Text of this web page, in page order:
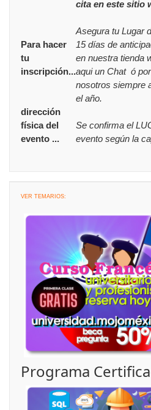
cita en este sitio
Para hacer
tu
inscripción...
Asegura tu Lugar
15 días de
en nuestra tienda
aqui un Chat ó
nosotros siempre
el año.
dirección
física del
evento ...
Se confirma el
evento según la
VER TEMARIOS:
Programa